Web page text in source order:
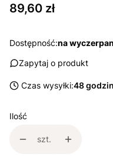
Cena
89,60 zł
Dostępność:na
Zapytaj o produkt
Czas wysyłki:48 godzin
Ilość
szt.